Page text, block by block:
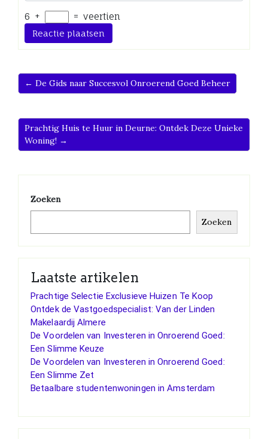
6 + = veertien
← De Gids naar Succesvol Onroerend Goed Beheer
Prachtig Huis te Huur in Deurne: Ontdek Deze Unieke
Woning! →
Zoeken
Zoeken
Laatste artikelen
Prachtige Selectie Exclusieve Huizen Te Koop
Ontdek de Vastgoedspecialist: Van der Linden
Makelaardij Almere
De Voordelen van Investeren in Onroerend Goed:
Een Slimme Keuze
De Voordelen van Investeren in Onroerend Goed:
Een Slimme Zet
Betaalbare studentenwoningen in Amsterdam